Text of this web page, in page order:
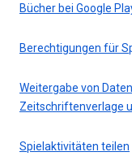
Bücher bei Google
Berechtigungen für
Weitergabe von
Zeitschriftenverlage
Spielaktivitäten teilen